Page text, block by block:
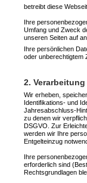
betreibt diese
Ihre
Umfang und Zweck
unseren Seiten auf
Ihre persönlichen
oder unberechtigtem
2.
Wir erheben,
Identifikations- und
Jahresabschluss-
zu denen wir
DSGVO. Zur
werden wir Ihre
Entgelteinzug
Ihre
erforderlich sind
Rechtsgrundlagen